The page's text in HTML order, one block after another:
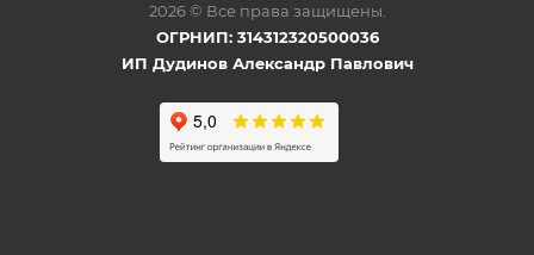
2026 © Все права защищены.
ОГРНИП: 314312320500036
ИП Дудинов Александр Павлович